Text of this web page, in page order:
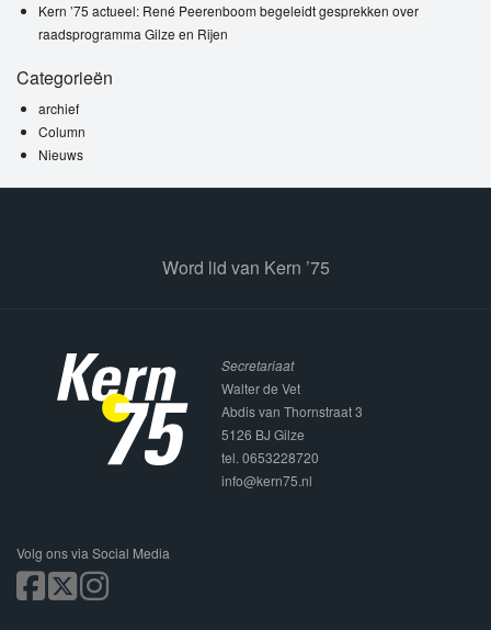
Kern ’75 actueel: René Peerenboom begeleidt gesprekken over
raadsprogramma Gilze en Rijen
Categorieën
archief
Column
Nieuws
Word lid van Kern ’75
Secretariaat
Walter de Vet
Abdis van Thornstraat 3
5126 BJ Gilze
tel. 0653228720
info@kern75.nl
Volg ons via Social Media